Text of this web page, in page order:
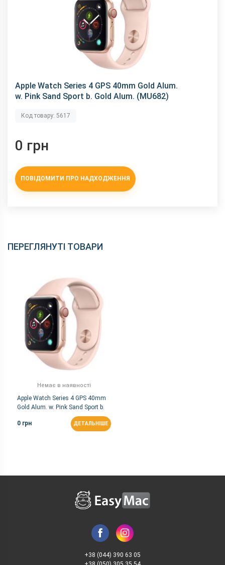
Apple Watch Series 4 GPS 40mm Gold Alum.
w. Pink Sand Sport b. Gold Alum. (MU682)
Код товару: 5617
0 грн
ПОВІДОМИТИ ПРО НАДХОДЖЕННЯ
ПЕРЕГЛЯНУТІ ТОВАРИ
Немає в наявності
Apple Watch Series 4 GPS 40mm
Gold Alum. w. Pink Sand Sport b.
0 грн
ДЕТАЛЬНІШЕ
+38 (044) 390 63 05